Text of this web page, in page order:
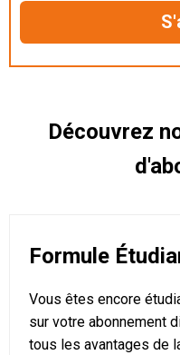
Le magazine
Des informations
Découvrez
Formule
Vous êtes encore
sur votre abonnement
tous les avantages de